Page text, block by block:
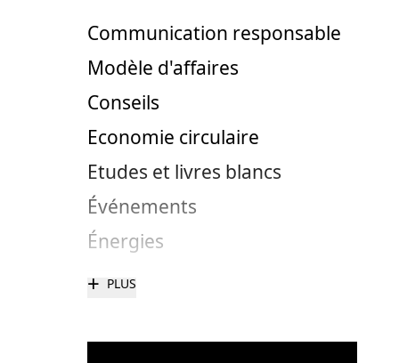
Communication responsable
Modèle d'affaires
Conseils
Economie circulaire
Etudes et livres blancs
Événements
Énergies
+ PLUS